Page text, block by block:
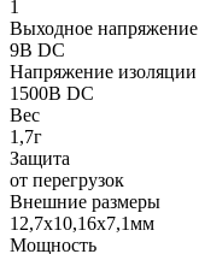
1
Выходное напряжение
9В DC
Напряжение изоляции
1500В DC
Вес
1,7г
Защита
от перегрузок
Внешние размеры
12,7x10,16x7,1мм
Мощность